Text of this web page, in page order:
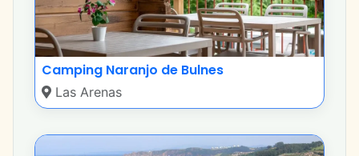
Camping Naranjo de Bulnes
Las Arenas